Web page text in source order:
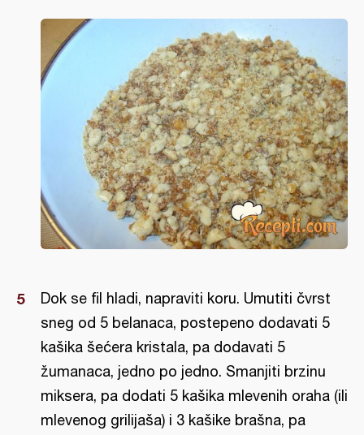
Dok se fil hladi, napraviti koru. Umutiti čvrst
sneg od 5 belanaca, postepeno dodavati 5
kašika šećera kristala, pa dodavati 5
žumanaca, jedno po jedno. Smanjiti brzinu
miksera, pa dodati 5 kašika mlevenih oraha (ili
mlevenog grilijaša) i 3 kašike brašna, pa